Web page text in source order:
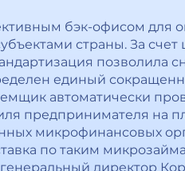
бэк-офисом для
страны. За
позволила
единый
автоматически
предпринимателя на
микрофинансовых
по таким
генеральный директор